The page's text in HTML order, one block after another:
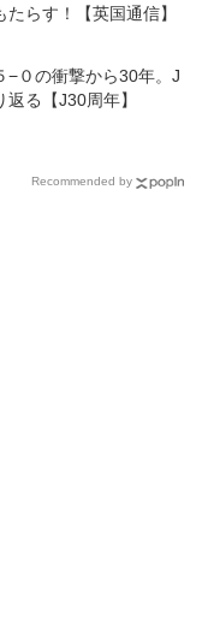
らす！【英国通信】
−０の衝撃から30年。J
る【J30周年】
Recommended by